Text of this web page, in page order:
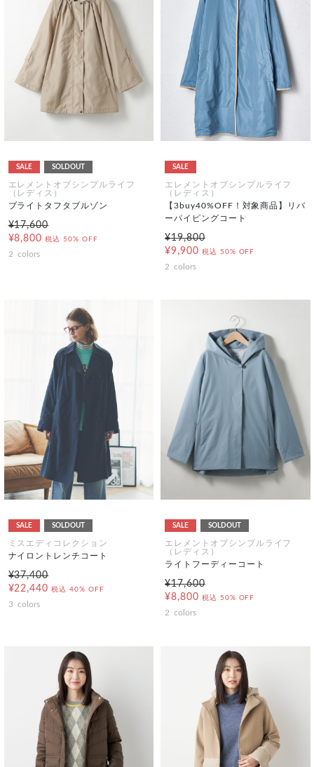
SALE SOLDOUT
エレメントオブシンプルライフ
（レディス）
ブライトタフタブルゾン
¥17,600
¥8,800 税込 50% OFF
2 colors
SALE
エレメントオブシンプルライフ
（レディス）
【3buy40%OFF！対象商品】リバ
ーパイピングコート
¥19,800
¥9,900 税込 50% OFF
2 colors
SALE SOLDOUT
ミスエディコレクション
ナイロントレンチコート
¥37,400
¥22,440 税込 40% OFF
3 colors
SALE SOLDOUT
エレメントオブシンプルライフ
（レディス）
ライトフーディーコート
¥17,600
¥8,800 税込 50% OFF
2 colors